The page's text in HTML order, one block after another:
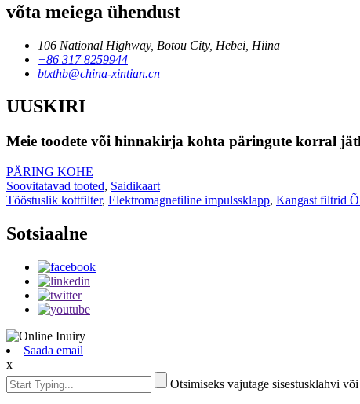
võta meiega ühendust
106 National Highway, Botou City, Hebei, Hiina
+86 317 8259944
btxthb@china-xintian.cn
UUSKIRI
Meie toodete või hinnakirja kohta päringute korral
PÄRING KOHE
Soovitatavad tooted, Saidikaart
Tööstuslik kottfilter, Elektromagnetiline impulssklapp, Kangast filtrid
Sotsiaalne
Saada email
x
Otsimiseks vajutage sisestusklahvi